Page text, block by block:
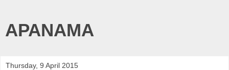
APANAMA
Thursday, 9 April 2015